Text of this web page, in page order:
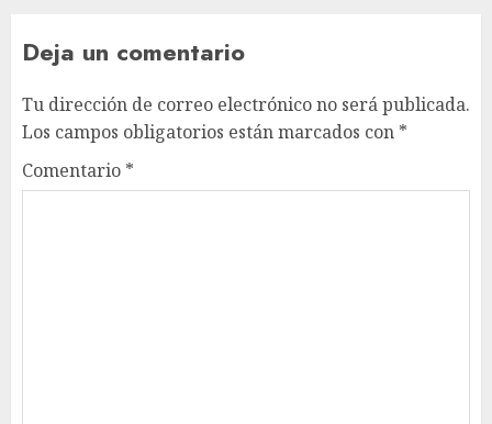
Deja un comentario
Tu dirección de correo electrónico no será publicada.
Los campos obligatorios están marcados con *
Comentario *